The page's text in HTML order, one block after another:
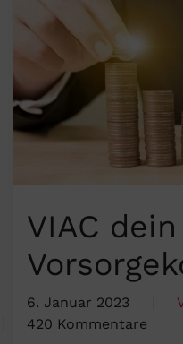
VIAC
6. Januar 2023
420 Kommentare
zu